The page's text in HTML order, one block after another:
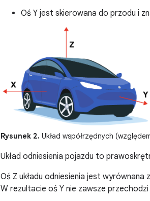
Oś Y jest skierowana do przodu i
Rysunek 2. Układ współrzędnych
Układ odniesienia pojazdu to
Oś Z układu odniesienia jest
W rezultacie oś Y nie zawsze